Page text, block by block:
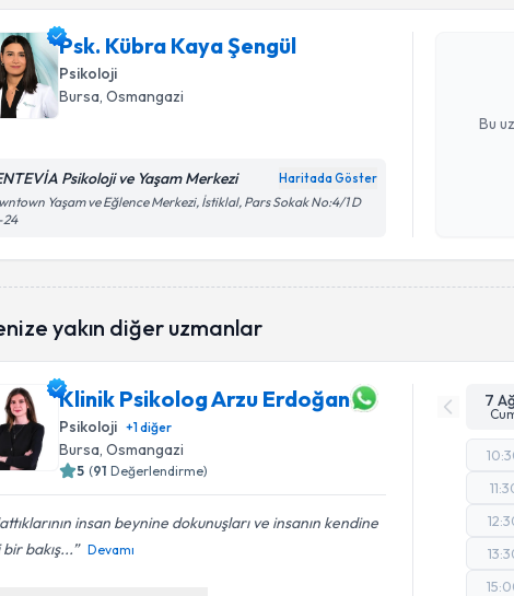
Psk. Kübra Kaya Şengül
Psikoloji
Bursa, Osmangazi
Psikoloji ve Yaşam Merkezi Haritada Göster
Yaşam ve Eğlence Merkezi, İstiklal, Pars Sokak No:4/1 D
24
Bu
Psk. Kübra
Size bu
Kişisel
yakın diğer uzmanlar
Klinik Psikolog Arzu Erdoğan
Psikoloji +1diğer
Bursa, Osmangazi
5 (91 Değerlendirme)
insan beynine dokunuşları ve insanın kendine
bakış...
Devamı
7